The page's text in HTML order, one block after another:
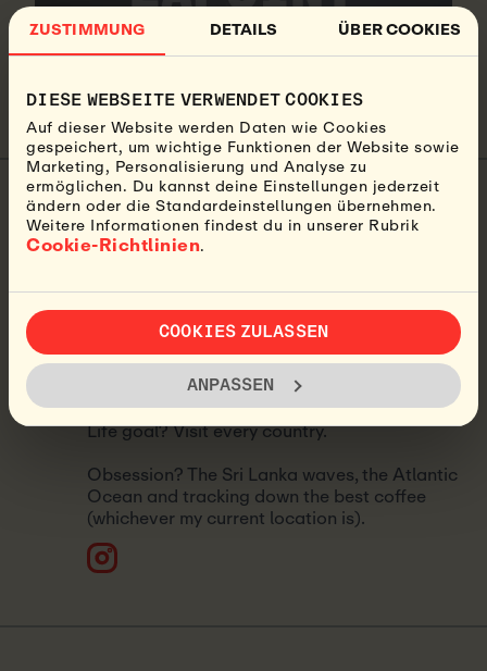
ZUSTIMMUNG DETAILS ÜBER COOKIES
DIESE WEBSEITE VERWENDET COOKIES
Auf dieser Website werden Daten wie Cookies
gespeichert, um wichtige Funktionen der Website sowie
Marketing, Personalisierung und Analyse zu
ermöglichen. Du kannst deine Einstellungen jederzeit
ändern oder die Standardeinstellungen übernehmen.
Weitere Informationen findest du in unserer Rubrik
Cookie-Richtlinien.
COOKIES ZULASSEN
ANPASSEN
ALL STARTED
Beatrice Lindfors
About the author:
content creator for Lapoint since 2022. My life
revolves around my laptop and backpack as I
travel the world, always with a stop in Ericeira;
the camp vibe and the Portuguese sunsets
have my heart.
Life goal? Visit every country.
Obsession? The Sri Lanka waves, the Atlantic
Ocean and tracking down the best coffee
(whichever my current location is).